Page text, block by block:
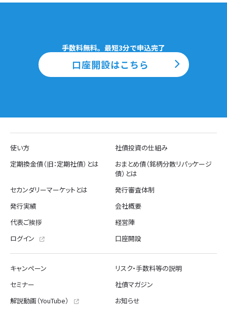
手数料無料。最短3分で申込完了
口座開設はこちら
使い方
社債投資の仕組み
定期換金債（旧：定期社債）とは
おまとめ債（銘柄分散リパッケージ
債）とは
セカンダリーマーケットとは
発行審査体制
発行実績
会社概要
代表ご挨拶
経営陣
ログイン
口座開設
キャンペーン
リスク・手数料等の説明
セミナー
社債マガジン
解説動画（YouTube）
お知らせ